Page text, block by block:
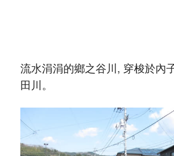
流水涓涓的鄉之谷川, 穿梭於內
田川。